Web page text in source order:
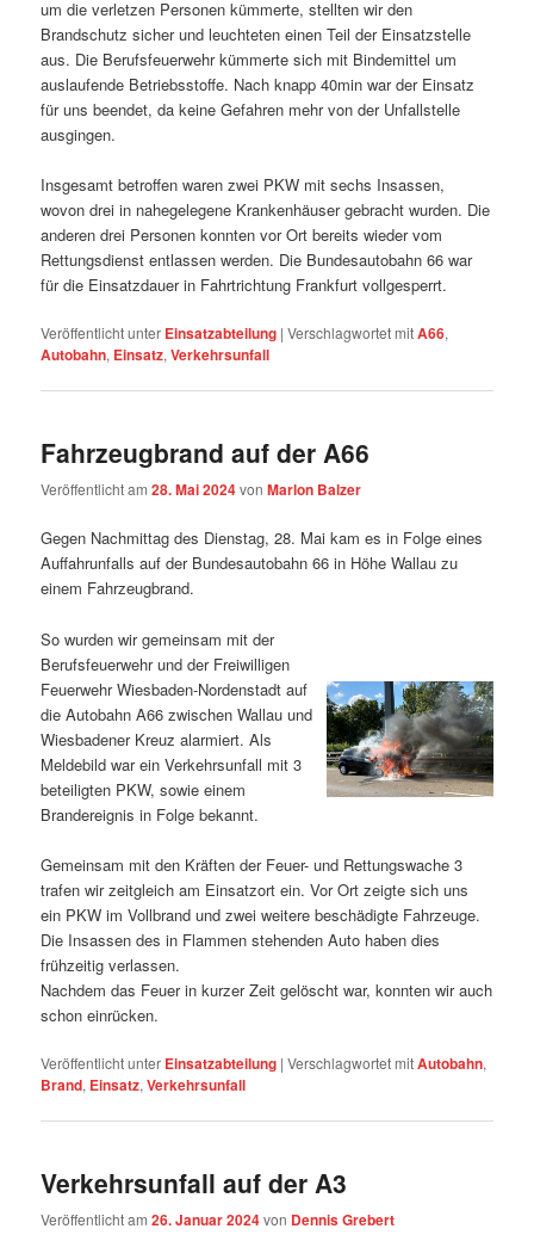
um die verletzen Personen kümmerte, stellten wir den
Brandschutz sicher und leuchteten einen Teil der Einsatzstelle
aus. Die Berufsfeuerwehr kümmerte sich mit Bindemittel um
auslaufende Betriebsstoffe. Nach knapp 40min war der Einsatz
für uns beendet, da keine Gefahren mehr von der Unfallstelle
ausgingen.
Insgesamt betroffen waren zwei PKW mit sechs Insassen,
wovon drei in nahegelegene Krankenhäuser gebracht wurden. Die
anderen drei Personen konnten vor Ort bereits wieder vom
Rettungsdienst entlassen werden. Die Bundesautobahn 66 war
für die Einsatzdauer in Fahrtrichtung Frankfurt vollgesperrt.
Veröffentlicht unter Einsatzabteilung |Verschlagwortet mitA66,
Autobahn, Einsatz,Verkehrsunfall
Fahrzeugbrand auf der A66
Veröffentlicht am28. Mai 2024vonMarlon Balzer
Gegen Nachmittag des Dienstag, 28. Mai kam es in Folge eines
Auffahrunfalls auf der Bundesautobahn 66 in Höhe Wallau zu
einem Fahrzeugbrand.
So wurden wir gemeinsam mit der
Berufsfeuerwehr und der Freiwilligen
Feuerwehr Wiesbaden-Nordenstadt auf
die Autobahn A66 zwischen Wallau und
Wiesbadener Kreuz alarmiert. Als
Meldebild war ein Verkehrsunfall mit 3
beteiligten PKW, sowie einem
Brandereignis in Folge bekannt.
Gemeinsam mit den Kräften der Feuer- und Rettungswache 3
trafen wir zeitgleich am Einsatzort ein. Vor Ort zeigte sich uns
ein PKW im Vollbrand und zwei weitere beschädigte Fahrzeuge.
Die Insassen des in Flammen stehenden Auto haben dies
frühzeitig verlassen.
Nachdem das Feuer in kurzer Zeit gelöscht war, konnten wir auch
schon einrücken.
Veröffentlicht unter Einsatzabteilung |Verschlagwortet mitAutobahn,
Brand, Einsatz,Verkehrsunfall
Verkehrsunfall auf der A3
Veröffentlicht am26. Januar 2024von Dennis Grebert